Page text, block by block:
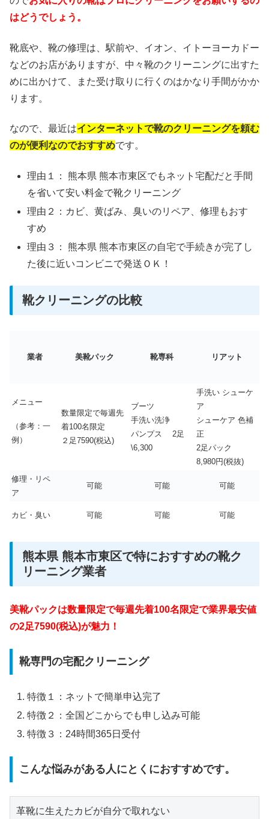
はどうでしょう。
靴底や、靴の修理は、駅前や、イオン、イトーヨーカドー
などのお店がありますが、中々靴のクリーニングに出すた
めに出かけて、また受け取りに行くのはかなり手間がかか
ります。
なので、最近はインターネットで靴のクリーニングを頼む
のが便利なのでおすすめです。
理由１： 熊本県 熊本市東区でもネット宅配だと手間
を省いて安い料金で靴クリーニング
理由２：カビ、黄ばみ、臭いのリペア、修理もおす
すめ
理由３： 熊本県 熊本市東区の自宅で手続きが完了し
た後に近いコンビニで発送ＯＫ！
靴クリーニングの比較
業者 美靴パック 靴専科 リアット
メニュー
（参考：一
例）
数量限定で毎週先
着100名限定
２足7590(税込)
ブーツ
手洗い洗浄
パンプス 2足
\6,300
手洗い シューケ
ア
シューケア 色補
正
2足パック
8,980円(税抜)
修理・リペ
ア
可能 可能 可能
カビ・臭い 可能 可能 可能
熊本県 熊本市東区で特におすすめの靴ク
リーニング業者
美靴パックは数量限定で毎週先着100名限定で業界最安値
の2足7590(税込)が魅力！
靴専門の宅配クリーニング
特徴１：ネットで簡単申込完了
特徴２：全国どこからでも申し込み可能
特徴３：24時間365日受付
こんな悩みがある人にとくにおすすめです。
革靴に生えたカビが自分で取れない